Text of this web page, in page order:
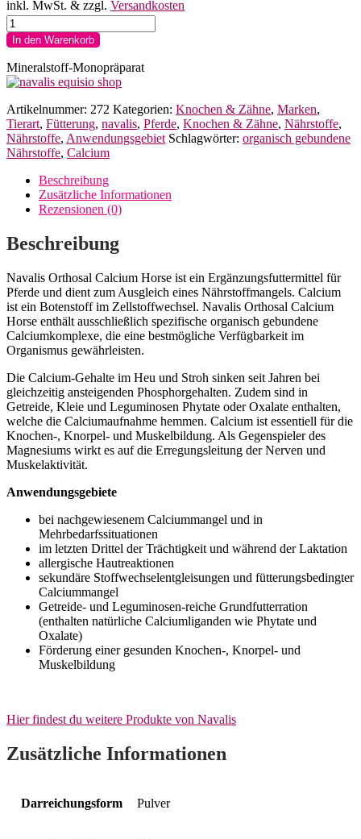
inkl. MwSt. & zzgl. Versandkosten
navalis
orthosal
Calcium
Horse
Pulver
Menge
In den Warenkorb
Mineralstoff-Monopräparat
Artikelnummer: 272 Kategorien: Knochen & Zähne, Marken,
Tierart, Fütterung, navalis, Pferde, Knochen & Zähne, Nährstoffe,
Nährstoffe, Anwendungsgebiet Schlagwörter: organisch gebundene
Nährstoffe, Calcium
Beschreibung
Zusätzliche Informationen
Rezensionen (0)
Beschreibung
Navalis Orthosal Calcium Horse ist ein Ergänzungsfuttermittel für
Pferde und dient zum Ausgleich eines Nährstoffmangels. Calcium
ist ein Botenstoff im Zellstoffwechsel. Navalis Orthosal Calcium
Horse enthält ausschließlich spezifische organisch gebundene
Calciumkomplexe, die eine bestmögliche Verfügbarkeit im
Organismus gewährleisten.
Die Calcium-Gehalte im Heu und Stroh sinken seit Jahren bei
gleichzeitig ansteigenden Phosphorgehalten. Zudem sind in
Getreide, Kleie und Leguminosen Phytate oder Oxalate enthalten,
welche die Calciumaufnahme hemmen. Calcium ist essentiell für die
Knochen-, Knorpel- und Muskelbildung. Als Gegenspieler des
Magnesiums wirkt es auf die Erregungsleitung der Nerven und
Muskelaktivität.
Anwendungsgebiete
bei nachgewiesenem Calciummangel und in
Mehrbedarfssituationen
im letzten Drittel der Trächtigkeit und während der Laktation
allergische Hautreaktionen
sekundäre Stoffwechselentgleisungen und fütterungsbedingter
Calciummangel
Getreide- und Leguminosen-reiche Grundfutterration
(enthalten natürliche Calciumliganden wie Phytate und
Oxalate)
Förderung einer gesunden Knochen-, Knorpel- und
Muskelbildung
Hier findest du weitere Produkte von Navalis
Zusätzliche Informationen
Darreichungsform Pulver